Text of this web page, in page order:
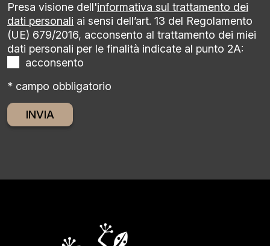
Presa visione dell'informativa sul trattamento dei
dati personali ai sensi dell’art. 13 del Regolamento
(UE) 679/2016, acconsento al trattamento dei miei
dati personali per le finalità indicate al punto 2A:
acconsento
* campo obbligatorio